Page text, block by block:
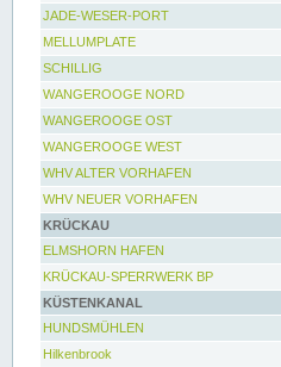
JADE-WESER-PORT
MELLUMPLATE
SCHILLIG
WANGEROOGE NORD
WANGEROOGE OST
WANGEROOGE WEST
WHV ALTER VORHAFEN
WHV NEUER VORHAFEN
KRÜCKAU
ELMSHORN HAFEN
KRÜCKAU-SPERRWERK BP
KÜSTENKANAL
HUNDSMÜHLEN
Hilkenbrook